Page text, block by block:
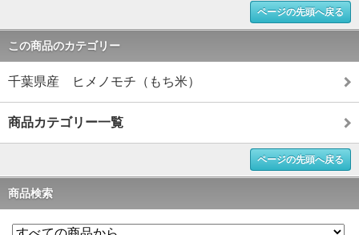
ページの先頭へ戻る
この商品のカテゴリー
千葉県産 ヒメノモチ（もち米）
商品カテゴリー一覧
ページの先頭へ戻る
商品検索